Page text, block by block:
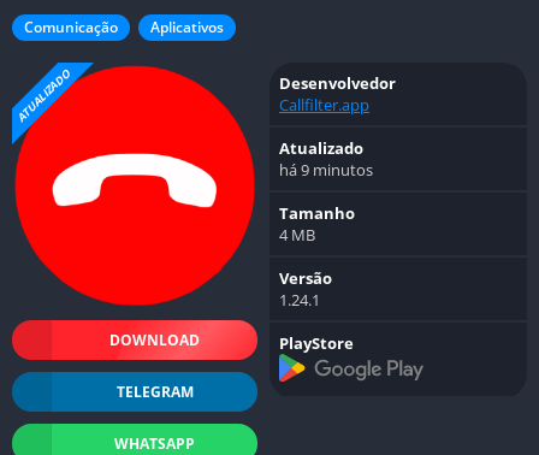
Comunicação Aplicativos
ATUALIZADO
DOWNLOAD
TELEGRAM
WHATSAPP
Desenvolvedor
Callfilter.app
Atualizado
há 9 minutos
Tamanho
4 MB
Versão
1.24.1
PlayStore